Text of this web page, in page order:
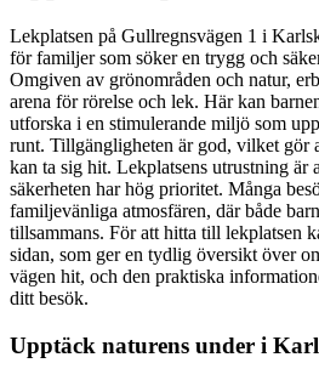
Lekplatsen på Gullregnsvägen 1 i
för familjer som söker en trygg och
Omgiven av grönområden och natur,
arena för rörelse och lek. Här kan
utforska i en stimulerande miljö som
runt. Tillgängligheten är god, vilket gör
kan ta sig hit. Lekplatsens utrustning är
säkerheten har hög prioritet. Många
familjevänliga atmosfären, där både
tillsammans. För att hitta till lekplatsen
sidan, som ger en tydlig översikt över
vägen hit, och den praktiska
ditt besök.
Upptäck naturens under i